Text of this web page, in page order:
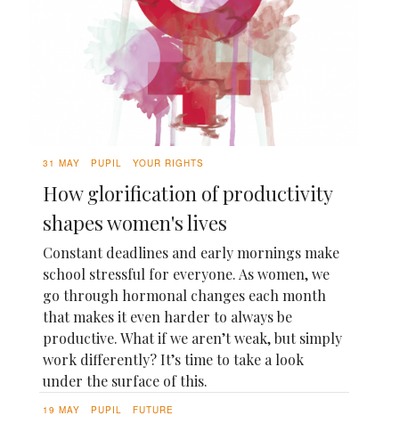
31 MAY PUPIL YOUR RIGHTS
How glorification of productivity
shapes women's lives
Constant deadlines and early mornings make
school stressful for everyone. As women, we
go through hormonal changes each month
that makes it even harder to always be
productive. What if we aren’t weak, but simply
work differently? It’s time to take a look
under the surface of this.
19 MAY PUPIL FUTURE